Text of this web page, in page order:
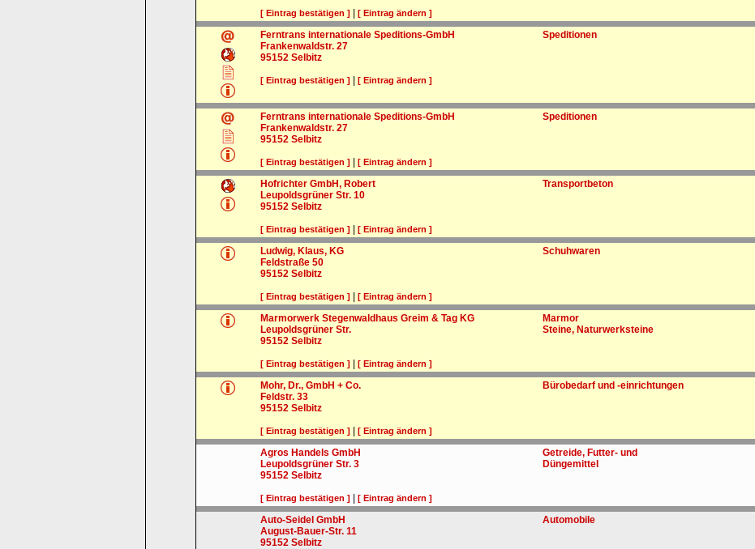
[ Eintrag bestätigen ] [ Eintrag ändern ]
Ferntrans internationale Speditions-GmbH
Frankenwaldstr. 27
95152 Selbitz
[ Eintrag bestätigen ] [ Eintrag ändern ]
Speditionen
Ferntrans internationale Speditions-GmbH
Frankenwaldstr. 27
95152 Selbitz
[ Eintrag bestätigen ] [ Eintrag ändern ]
Speditionen
Hofrichter GmbH, Robert
Leupoldsgrüner Str. 10
95152 Selbitz
[ Eintrag bestätigen ] [ Eintrag ändern ]
Transportbeton
Ludwig, Klaus, KG
Feldstraße 50
95152 Selbitz
[ Eintrag bestätigen ] [ Eintrag ändern ]
Schuhwaren
Marmorwerk Stegenwaldhaus Greim & Tag KG
Leupoldsgrüner Str.
95152 Selbitz
[ Eintrag bestätigen ] [ Eintrag ändern ]
Marmor
Steine, Naturwerksteine
Mohr, Dr., GmbH + Co.
Feldstr. 33
95152 Selbitz
[ Eintrag bestätigen ] [ Eintrag ändern ]
Bürobedarf und -einrichtungen
Agros Handels GmbH
Leupoldsgrüner Str. 3
95152 Selbitz
[ Eintrag bestätigen ] [ Eintrag ändern ]
Getreide, Futter- und
Düngemittel
Auto-Seidel GmbH
August-Bauer-Str. 11
95152 Selbitz
Automobile